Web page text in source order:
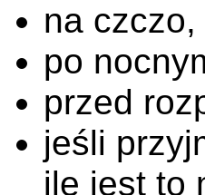
na
po
przed
jeśli
ile jest to